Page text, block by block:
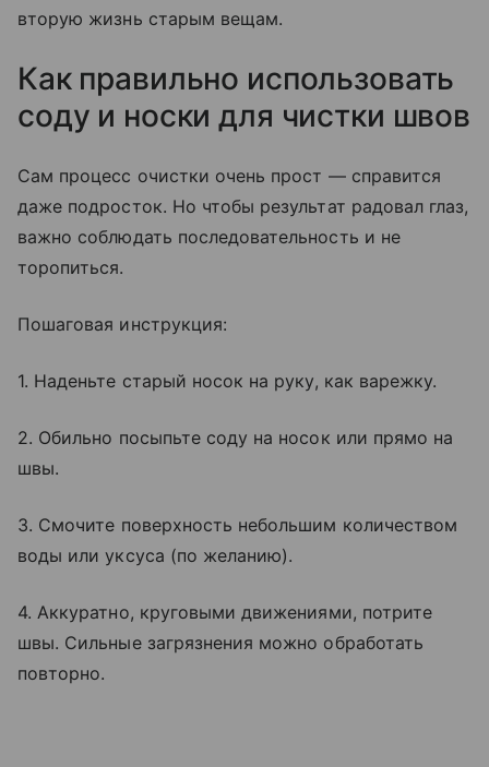
вторую жизнь старым вещам.
Как правильно использовать
соду и носки для чистки швов
Сам процесс очистки очень прост — справится
даже подросток. Но чтобы результат радовал глаз,
важно соблюдать последовательность и не
торопиться.
Пошаговая инструкция:
1. Наденьте старый носок на руку, как варежку.
2. Обильно посыпьте соду на носок или прямо на
швы.
3. Смочите поверхность небольшим количеством
воды или уксуса (по желанию).
4. Аккуратно, круговыми движениями, потрите
швы. Сильные загрязнения можно обработать
повторно.